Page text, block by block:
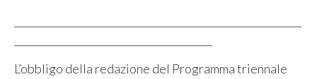
L’obbligo della redazione del Programma triennale